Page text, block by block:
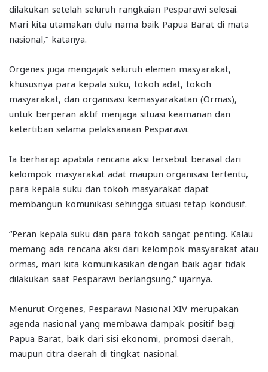
dilakukan setelah seluruh rangkaian Pesparawi selesai.
Mari kita utamakan dulu nama baik Papua Barat di mata
nasional,” katanya.
Orgenes juga mengajak seluruh elemen masyarakat,
khususnya para kepala suku, tokoh adat, tokoh
masyarakat, dan organisasi kemasyarakatan (Ormas),
untuk berperan aktif menjaga situasi keamanan dan
ketertiban selama pelaksanaan Pesparawi.
Ia berharap apabila rencana aksi tersebut berasal dari
kelompok masyarakat adat maupun organisasi tertentu,
para kepala suku dan tokoh masyarakat dapat
membangun komunikasi sehingga situasi tetap kondusif.
“Peran kepala suku dan para tokoh sangat penting. Kalau
memang ada rencana aksi dari kelompok masyarakat atau
ormas, mari kita komunikasikan dengan baik agar tidak
dilakukan saat Pesparawi berlangsung,” ujarnya.
Menurut Orgenes, Pesparawi Nasional XIV merupakan
agenda nasional yang membawa dampak positif bagi
Papua Barat, baik dari sisi ekonomi, promosi daerah,
maupun citra daerah di tingkat nasional.